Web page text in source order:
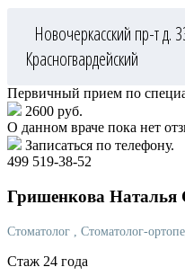
Новочеркасский пр-т д.
Красногвардейский
Первичный прием по
2600 руб.
О данном враче пока нет
Записаться по телефону.
499 519-38-52
Гришенкова Наталья
Стоматолог , Стоматолог-
Стаж 24 года